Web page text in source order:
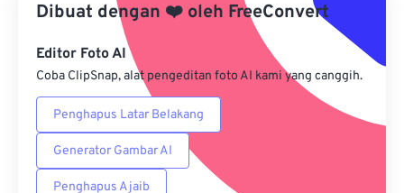
Simpan sebagai Preset
Dibuat dengan ❤️ oleh FreeConvert
Editor Foto AI
Coba ClipSnap, alat pengeditan foto AI kami yang canggih.
Penghapus Latar Belakang
Generator Gambar AI
Penghapus Ajaib